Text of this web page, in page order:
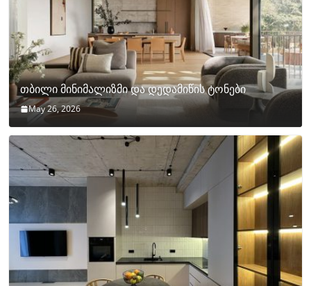
თბილი მინიმალიზმი და დედამიწის ტონები
May 26, 2026